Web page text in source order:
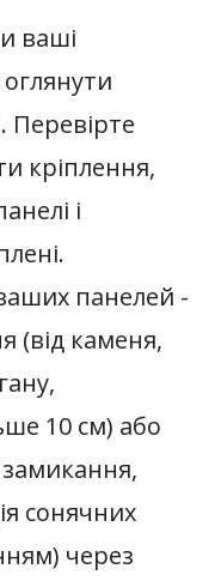
ваші
оглянути
Перевірте
кріплення,
і
панелей -
(від каменя,
10 см) або
замикання,
сонячних
через